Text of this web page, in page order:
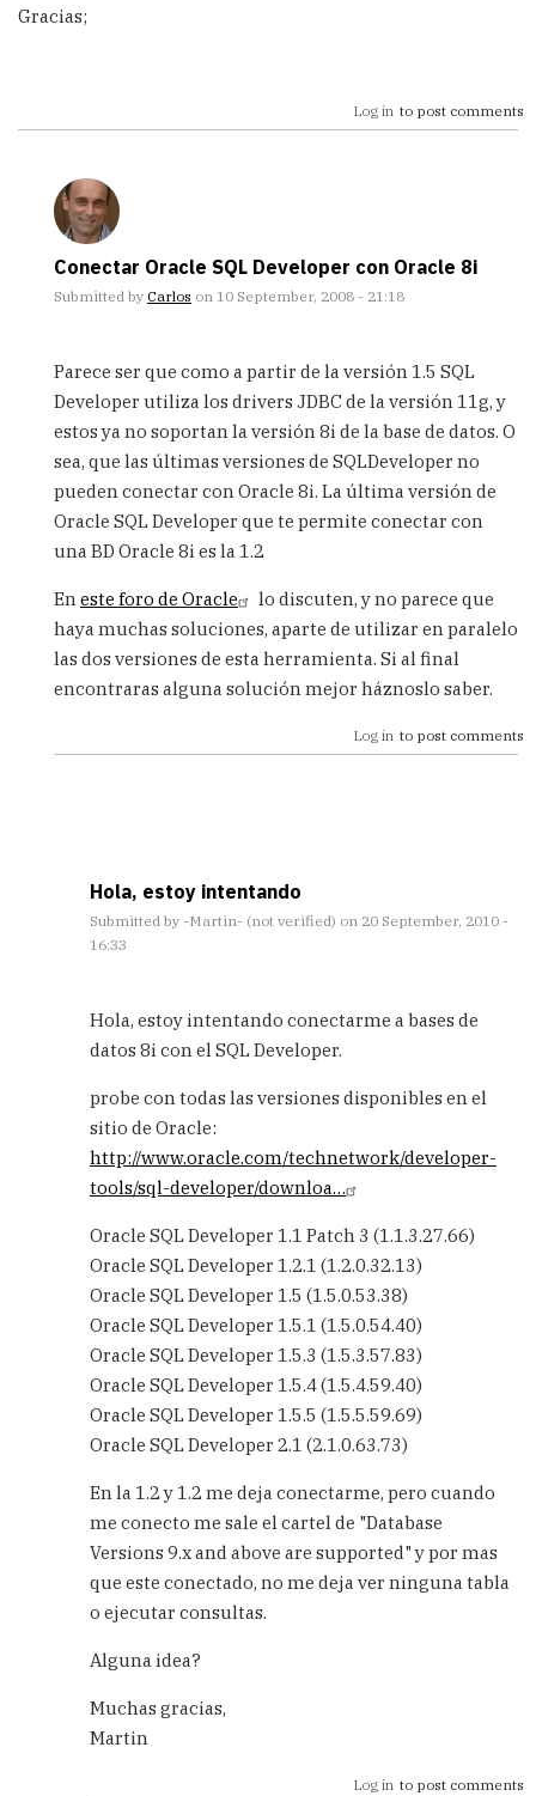
Gracias;
Log in to post comments
Conectar Oracle SQL Developer con Oracle 8i
Submitted by Carlos on 10 September, 2008 - 21:18
reply
Conectar
con
Oracle
by
Anonimo
(not
Parece ser que como a partir de la versión 1.5 SQL
Developer utiliza los drivers JDBC de la versión 11g, y
estos ya no soportan la versión 8i de la base de datos. O
sea, que las últimas versiones de SQLDeveloper no
pueden conectar con Oracle 8i. La última versión de
Oracle SQL Developer que te permite conectar con
una BD Oracle 8i es la 1.2
Eneste foro de Oracle
lo discuten, y no parece que
haya muchas soluciones, aparte de utilizar en paralelo
las dos versiones de esta herramienta. Si al final
encontraras alguna solución mejor háznoslo saber.
Log in to post comments
Hola, estoy intentando
Submitted by -Martin- (not verified) on 20 September, 2010 -
16:33
reply
Conectar
SQL
Developer
con
Oracle
8i
by
Hola, estoy intentando conectarme a bases de
datos 8i con el SQL Developer.
probe con todas las versiones disponibles en el
sitio de Oracle:
http://www.oracle.com/technetwork/developer-
tools/sql-developer/downloa…
Oracle SQL Developer 1.1 Patch 3 (1.1.3.27.66)
Oracle SQL Developer 1.2.1 (1.2.0.32.13)
Oracle SQL Developer 1.5 (1.5.0.53.38)
Oracle SQL Developer 1.5.1 (1.5.0.54.40)
Oracle SQL Developer 1.5.3 (1.5.3.57.83)
Oracle SQL Developer 1.5.4 (1.5.4.59.40)
Oracle SQL Developer 1.5.5 (1.5.5.59.69)
Oracle SQL Developer 2.1 (2.1.0.63.73)
En la 1.2 y 1.2 me deja conectarme, pero cuando
me conecto me sale el cartel de "Database
Versions 9.x and above are supported" y por mas
que este conectado, no me deja ver ninguna tabla
o ejecutar consultas.
Alguna idea?
Muchas gracias,
Martin
Log in to post comments